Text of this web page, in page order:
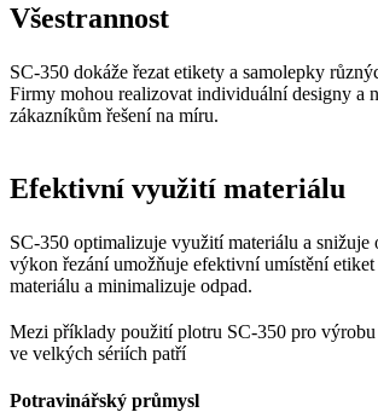
Všestrannost
SC-350 dokáže řezat etikety a samolepky
Firmy mohou realizovat individuální designy a
zákazníkům řešení na míru.
Efektivní využití materiálu
SC-350 optimalizuje využití materiálu a snižuje
výkon řezání umožňuje efektivní umístění etiket
materiálu a minimalizuje odpad.
Mezi příklady použití plotru SC-350 pro výrobu
ve velkých sériích patří
Potravinářský průmysl